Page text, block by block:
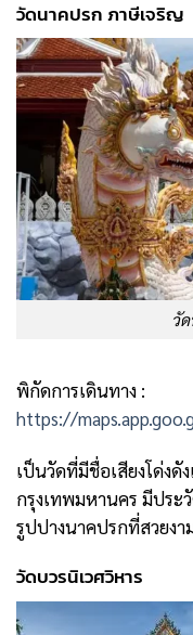
วัดนาคปรก ภาษีเจริญ
วั
พิกัดการเดินทาง :
https://
เป็นวัดที่มีชื่อเสียงโด่ง
กรุงเทพมหานคร มีปร
รูปปางนาคปรกที่สวยงา
วัดบวรนิเวศวิหาร